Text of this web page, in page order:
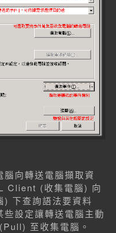
向轉送電腦擷取資
Client (收集電腦) 向
下查詢語法要資料
設定讓轉送電腦主動
至收集電腦。